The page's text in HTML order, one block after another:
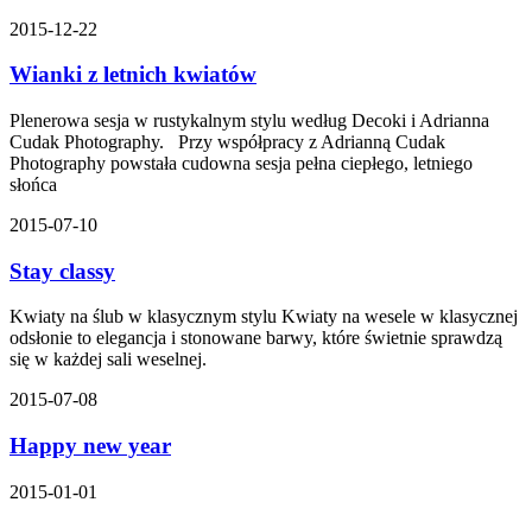
2015-12-22
Wianki z letnich kwiatów
Plenerowa sesja w rustykalnym stylu według Decoki i Adrianna
Cudak Photography. Przy współpracy z Adrianną Cudak
Photography powstała cudowna sesja pełna ciepłego, letniego
słońca
2015-07-10
Stay classy
Kwiaty na ślub w klasycznym stylu Kwiaty na wesele w klasycznej
odsłonie to elegancja i stonowane barwy, które świetnie sprawdzą
się w każdej sali weselnej.
2015-07-08
Happy new year
2015-01-01